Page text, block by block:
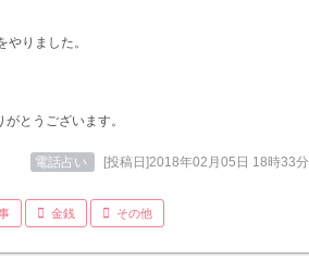
りました。
とうございます。
電話占い [投稿日]2018年02月05日 18時33分
金銭 その他